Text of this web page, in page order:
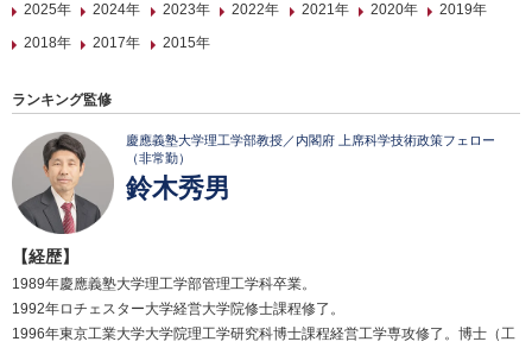
2025年
2024年 2023年 2022年 2021年 2020年
2019年
2018年
2017年 2015年
ランキング監修
慶應義塾大学理工学部教授／内閣府 上席科学技術政策フェロー
（非常勤）
鈴木秀男
【経歴】
1989年慶應義塾大学理工学部管理工学科卒業。
1992年ロチェスター大学経営大学院修士課程修了。
1996年東京工業大学大学院理工学研究科博士課程経営工学専攻修了。博士（工